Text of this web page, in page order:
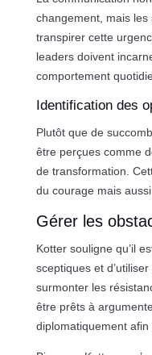
changement, mais
transpirer cette
leaders doivent
comportement
Identification des
Plutôt que de
être perçues comme
de transformation.
du courage mais
Gérer les
Kotter souligne qu’il
sceptiques et d’utiliser
surmonter les
être prêts à
diplomatiquement afin